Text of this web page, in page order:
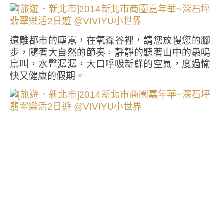
遠離都市的塵囂，在氧森谷裡，請您放慢您的腳
步，隨著大自然的節奏，靜靜的聽著山中的蟲鳴
鳥叫，水聲潺潺，大口呼吸新鮮的空氣，度過愉
快又健康的假期。